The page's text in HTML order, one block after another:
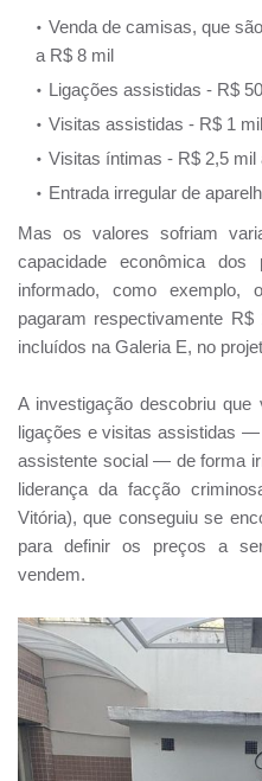
Venda de camisas, que
a R$ 8 mil
Ligações assistidas - R$
Visitas assistidas - R$ 1
Visitas íntimas - R$ 2,5 mil
Entrada irregular de
Mas os valores sofriam
capacidade econômica
informado, como
pagaram respectivamente
incluídos na Galeria E, no
A investigação descobriu
ligações e visitas assistidas
assistente social — de forma
liderança da facção
Vitória), que conseguiu se
para definir os preços a
vendem.